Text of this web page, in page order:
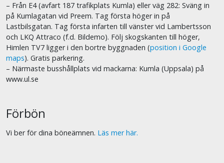
– Från E4 (avfart 187 trafikplats Kumla) eller väg 282: Sväng in
på Kumlagatan vid Preem. Tag första höger in på
Lastbilsgatan. Tag första infarten till vänster vid Lambertsson
och LKQ Attraco (f.d. Bildemo). Följ skogskanten till höger,
Himlen TV7 ligger i den bortre byggnaden (position i Google
maps). Gratis parkering.
– Närmaste busshållplats vid mackarna: Kumla (Uppsala) på
www.ul.se
Förbön
Vi ber för dina böneämnen. Läs mer här.